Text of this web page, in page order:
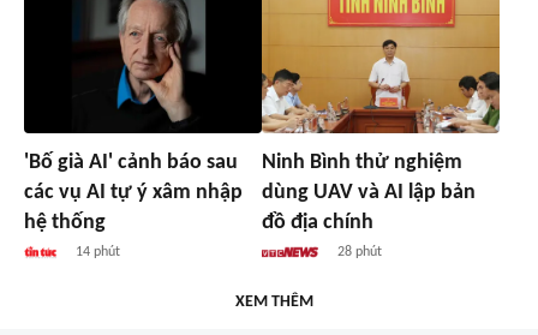
'Bố già AI' cảnh báo sau
các vụ AI tự ý xâm nhập
hệ thống
14 phút
Ninh Bình thử nghiệm
dùng UAV và AI lập bản
đồ địa chính
28 phút
XEM THÊM